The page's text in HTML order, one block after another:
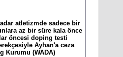
atletizmde sadece bir
az bir süre kala önce
öncesi doping testi
Ayhan'a ceza
Kurumu (WADA)